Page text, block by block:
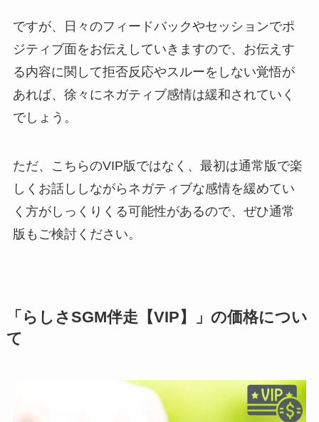
ですが、日々のフィードバックやセッションでポ
ジティブ面をお伝えしていきますので、お伝えす
る内容に関して拒否反応やスルーをしない覚悟が
あれば、徐々にネガティブ感情は緩和されていく
でしょう。
ただ、こちらのVIP版ではなく、最初は通常版で楽
しくお話ししながらネガティブな感情を緩めてい
く方がしっくりくる可能性があるので、ぜひ通常
版もご検討ください。
「らしさSGM伴走【VIP】」の価格につい
て